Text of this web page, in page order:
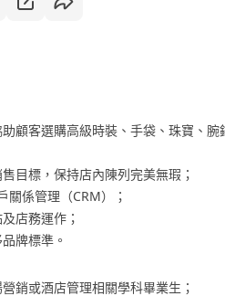
顧客選購高級時裝、手袋、珠寶、腕
目標，保持店內陳列完美無瑕；
關係管理（CRM）；
店務運作；
牌標準。
銷或酒店管理相關學科畢業生；